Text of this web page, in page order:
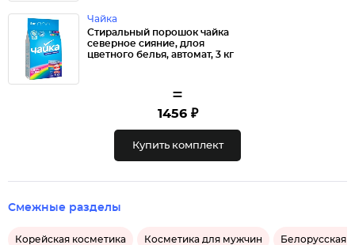
Чайка
Стиральный порошок чайка
северное сияние, длоя
цветного белья, автомат, 3 кг
=
1456 ₽
Купить комплект
Смежные разделы
Корейская косметика Косметика для мужчин Белорусская